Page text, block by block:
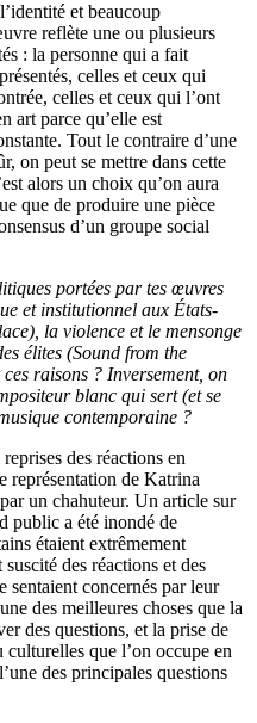
et beaucoup
reflète une ou plusieurs
: la personne qui a fait
celles et ceux qui
celles et ceux qui l’ont
art parce qu’elle est
Tout le contraire d’une
on peut se mettre dans cette
alors un choix qu’on aura
que de produire une pièce
d’un groupe social
portées par tes œuvres
et institutionnel aux États-
la violence et le mensonge
élites (Sound from the
raisons ? Inversement, on
blanc qui sert (et se
contemporaine ?
des réactions en
représentation de Katrina
un chahuteur. Un article sur
public a été inondé de
étaient extrêmement
des réactions et des
sentaient concernés par leur
des meilleures choses que la
des questions, et la prise de
que l’on occupe en
des principales questions